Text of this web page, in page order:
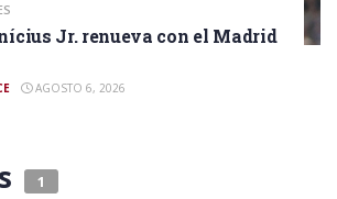
Jr. renueva con el Madrid
AGOSTO 6, 2026
1